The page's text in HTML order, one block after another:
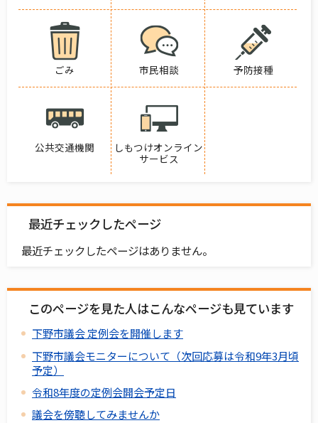
ごみ 市民相談 予防接種
公共交通機関
しもつけオンライン
サービス
最近チェックしたページ
最近チェックしたページはありません。
このページを見た人はこんなページも見ています
下野市議会 定例会を開催します
下野市議会モニターについて（次回応募は令和9年3月頃
予定）
令和8年度の定例会開会予定日
議会を傍聴してみませんか